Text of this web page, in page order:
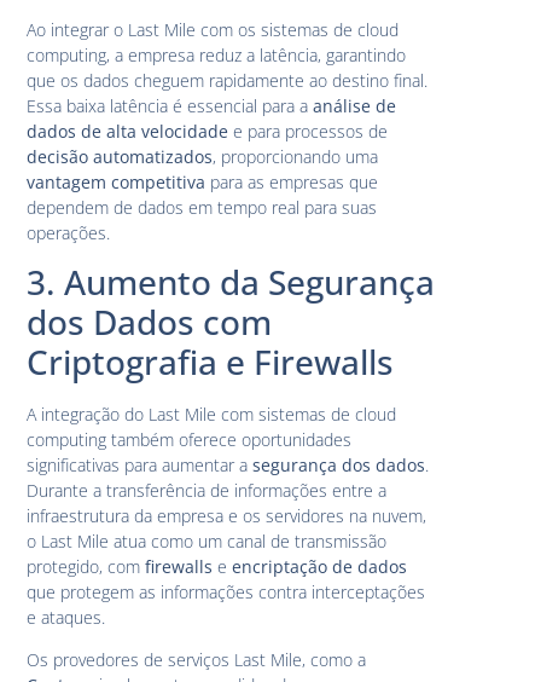
Ao integrar o Last Mile com os sistemas de cloud
computing, a empresa reduz a latência, garantindo
que os dados cheguem rapidamente ao destino final.
Essa baixa latência é essencial para aanálise de
dados de alta velocidade e para processos de
decisão automatizados, proporcionando uma
vantagem competitiva para as empresas que
dependem de dados em tempo real para suas
operações.
3. Aumento da Segurança
dos Dados com
Criptografia e Firewalls
A integração do Last Mile com sistemas de cloud
computing também oferece oportunidades
significativas para aumentar asegurança dos dados.
Durante a transferência de informações entre a
infraestrutura da empresa e os servidores na nuvem,
o Last Mile atua como um canal de transmissão
protegido, comfirewalls eencriptação de dados
que protegem as informações contra interceptações
e ataques.
Os provedores de serviços Last Mile, como a